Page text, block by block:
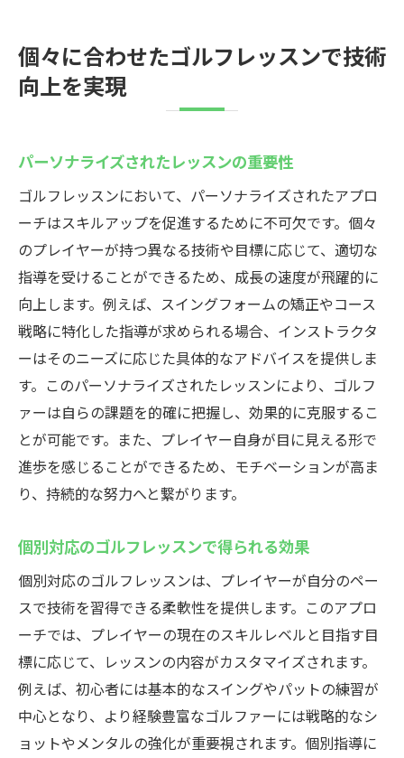
個々に合わせたゴルフレッスンで技術
向上を実現
パーソナライズされたレッスンの重要性
ゴルフレッスンにおいて、パーソナライズされたアプロ
ーチはスキルアップを促進するために不可欠です。個々
のプレイヤーが持つ異なる技術や目標に応じて、適切な
指導を受けることができるため、成長の速度が飛躍的に
向上します。例えば、スイングフォームの矯正やコース
戦略に特化した指導が求められる場合、インストラクタ
ーはそのニーズに応じた具体的なアドバイスを提供しま
す。このパーソナライズされたレッスンにより、ゴルフ
ァーは自らの課題を的確に把握し、効果的に克服するこ
とが可能です。また、プレイヤー自身が目に見える形で
進歩を感じることができるため、モチベーションが高ま
り、持続的な努力へと繋がります。
個別対応のゴルフレッスンで得られる効果
個別対応のゴルフレッスンは、プレイヤーが自分のペー
スで技術を習得できる柔軟性を提供します。このアプロ
ーチでは、プレイヤーの現在のスキルレベルと目指す目
標に応じて、レッスンの内容がカスタマイズされます。
例えば、初心者には基本的なスイングやパットの練習が
中心となり、より経験豊富なゴルファーには戦略的なシ
ョットやメンタルの強化が重要視されます。個別指導に